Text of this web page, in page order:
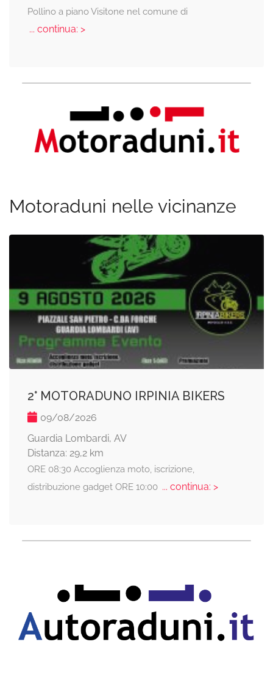
Pollino a piano Visitone nel comune di
... continua: >
Motoraduni nelle vicinanze
2° MOTORADUNO IRPINIA BIKERS
09/08/2026
Guardia Lombardi, AV
Distanza: 29,2 km
ORE 08:30 Accoglienza moto, iscrizione,
distribuzione gadget ORE 10:00... continua: >